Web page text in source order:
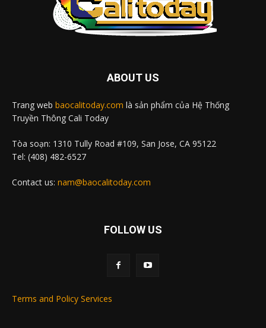
ABOUT US
Trang web baocalitoday.com là sản phẩm của Hệ Thống
Truyền Thông Cali Today
Tòa soạn: 1310 Tully Road #109, San Jose, CA 95122
Tel: (408) 482-6527
Contact us: nam@baocalitoday.com
FOLLOW US
Terms and Policy Services